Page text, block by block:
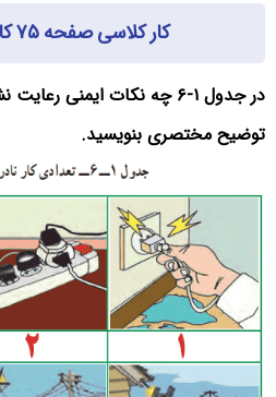
کار کلاسی صفحه ۷۵ کار و فناوری نهم
در جدول ۱-۶ چه نکات ایمنی
توضیح مختصری بنویسید.